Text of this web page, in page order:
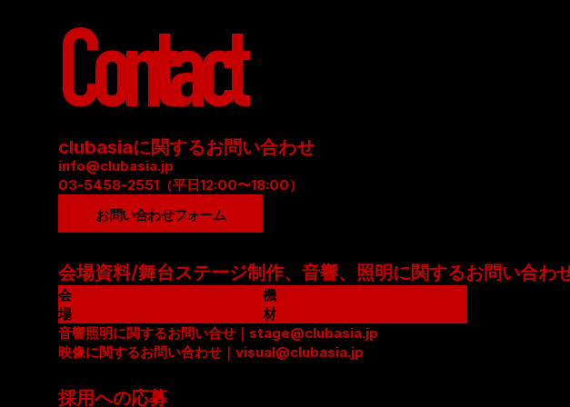
Contact
clubasiaに関するお問い合わせ
info@clubasia.jp
03-5458-2551（平日12:00〜18:00）
お問い合わせフォーム
会場資料/舞台ステージ制作、音響、照明に関するお問い合わ
会
場
資
料
P
機
材
リ
ス
音響照明に関するお問い合せ｜stage@clubasia.jp
映像に関するお問い合わせ｜visual@clubasia.jp
採用への応募